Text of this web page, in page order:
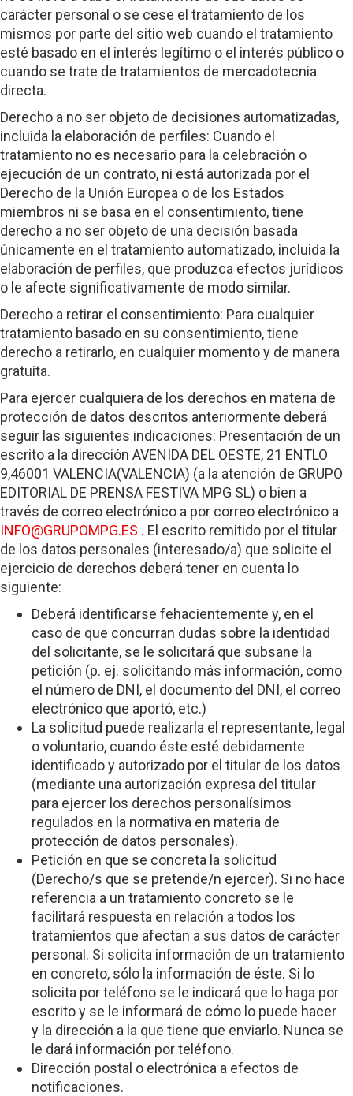
carácter personal o se cese el tratamiento de los
mismos por parte del sitio web cuando el tratamiento
esté basado en el interés legítimo o el interés público o
cuando se trate de tratamientos de mercadotecnia
directa.
Derecho a no ser objeto de decisiones automatizadas,
incluida la elaboración de perfiles: Cuando el
tratamiento no es necesario para la celebración o
ejecución de un contrato, ni está autorizada por el
Derecho de la Unión Europea o de los Estados
miembros ni se basa en el consentimiento, tiene
derecho a no ser objeto de una decisión basada
únicamente en el tratamiento automatizado, incluida la
elaboración de perfiles, que produzca efectos jurídicos
o le afecte significativamente de modo similar.
Derecho a retirar el consentimiento: Para cualquier
tratamiento basado en su consentimiento, tiene
derecho a retirarlo, en cualquier momento y de manera
gratuita.
Para ejercer cualquiera de los derechos en materia de
protección de datos descritos anteriormente deberá
seguir las siguientes indicaciones: Presentación de un
escrito a la dirección AVENIDA DEL OESTE, 21 ENTLO
9,46001 VALENCIA(VALENCIA) (a la atención de GRUPO
EDITORIAL DE PRENSA FESTIVA MPG SL) o bien a
través de correo electrónico a por correo electrónico a
INFO@GRUPOMPG.ES . El escrito remitido por el titular
de los datos personales (interesado/a) que solicite el
ejercicio de derechos deberá tener en cuenta lo
siguiente:
Deberá identificarse fehacientemente y, en el
caso de que concurran dudas sobre la identidad
del solicitante, se le solicitará que subsane la
petición (p. ej. solicitando más información, como
el número de DNI, el documento del DNI, el correo
electrónico que aportó, etc.)
La solicitud puede realizarla el representante, legal
o voluntario, cuando éste esté debidamente
identificado y autorizado por el titular de los datos
(mediante una autorización expresa del titular
para ejercer los derechos personalísimos
regulados en la normativa en materia de
protección de datos personales).
Petición en que se concreta la solicitud
(Derecho/s que se pretende/n ejercer). Si no hace
referencia a un tratamiento concreto se le
facilitará respuesta en relación a todos los
tratamientos que afectan a sus datos de carácter
personal. Si solicita información de un tratamiento
en concreto, sólo la información de éste. Si lo
solicita por teléfono se le indicará que lo haga por
escrito y se le informará de cómo lo puede hacer
y la dirección a la que tiene que enviarlo. Nunca se
le dará información por teléfono.
Dirección postal o electrónica a efectos de
notificaciones.